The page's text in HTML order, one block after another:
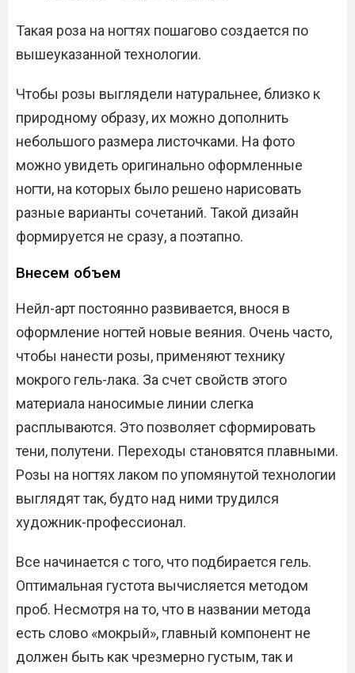
Такая роза на ногтях пошагово создается по
вышеуказанной технологии.
Чтобы розы выглядели натуральнее, близко к
природному образу, их можно дополнить
небольшого размера листочками. На фото
можно увидеть оригинально оформленные
ногти, на которых было решено нарисовать
разные варианты сочетаний. Такой дизайн
формируется не сразу, а поэтапно.
Внесем объем
Нейл-арт постоянно развивается, внося в
оформление ногтей новые веяния. Очень часто,
чтобы нанести розы, применяют технику
мокрого гель-лака. За счет свойств этого
материала наносимые линии слегка
расплываются. Это позволяет сформировать
тени, полутени. Переходы становятся плавными.
Розы на ногтях лаком по упомянутой технологии
выглядят так, будто над ними трудился
художник-профессионал.
Все начинается с того, что подбирается гель.
Оптимальная густота вычисляется методом
проб. Несмотря на то, что в названии метода
есть слово «мокрый», главный компонент не
должен быть как чрезмерно густым, так и